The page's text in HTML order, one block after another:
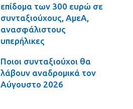
επίδομα των 300 ευρώ σε
συνταξιούχους, ΑμεΑ,
ανασφάλιστους
υπερήλικες
Ποιοι συνταξιούχοι θα
λάβουν αναδρομικά τον
Αύγουστο 2026